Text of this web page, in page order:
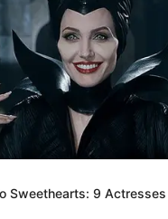
Sweethearts: 9